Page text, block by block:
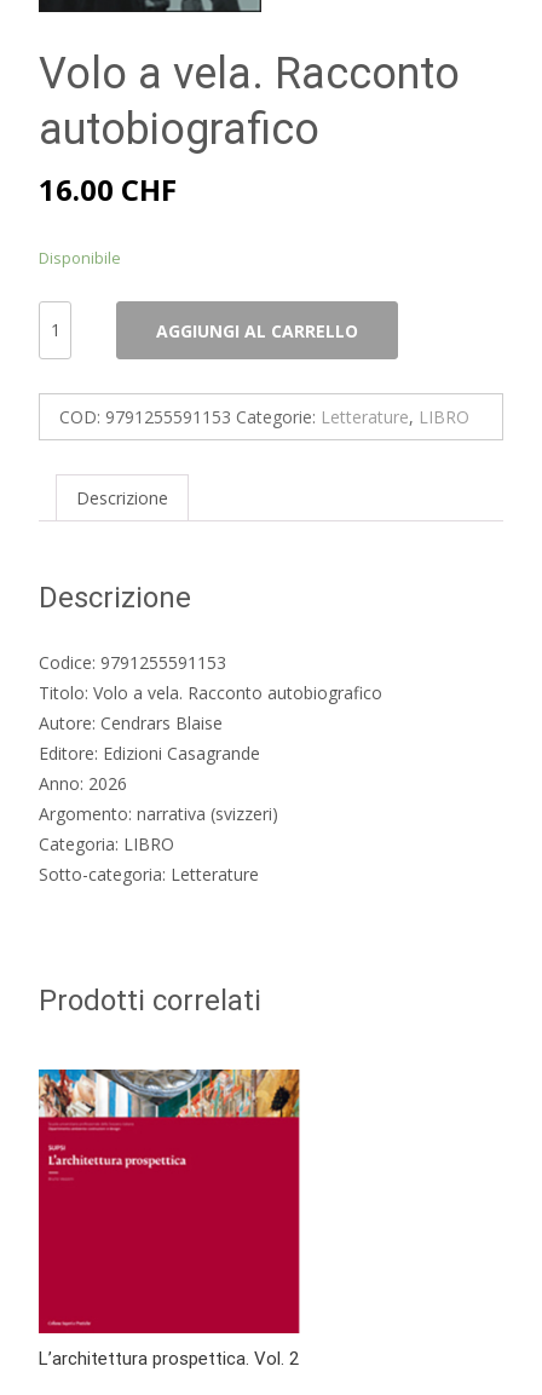
Volo a vela. Racconto
autobiografico
16.00 CHF
Disponibile
Racconto
autobiografico
AGGIUNGI AL CARRELLO
COD: 9791255591153 Categorie: Letterature, LIBRO
Descrizione
Descrizione
Codice: 9791255591153
Titolo: Volo a vela. Racconto autobiografico
Autore: Cendrars Blaise
Editore: Edizioni Casagrande
Anno: 2026
Argomento: narrativa (svizzeri)
Categoria: LIBRO
Sotto-categoria: Letterature
Prodotti correlati
L’architettura prospettica. Vol. 2